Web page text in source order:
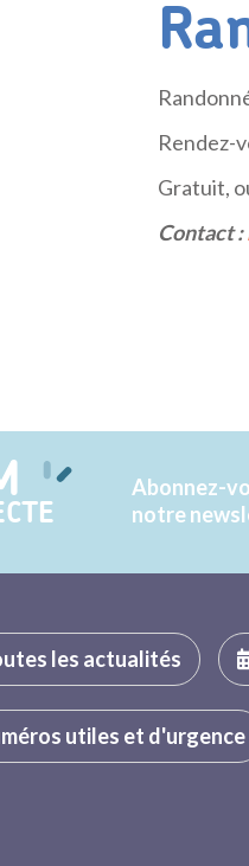
Rendez-
Gratuit,
Contact :
Abonnez-
notre
les actualités
utiles et d'urgence